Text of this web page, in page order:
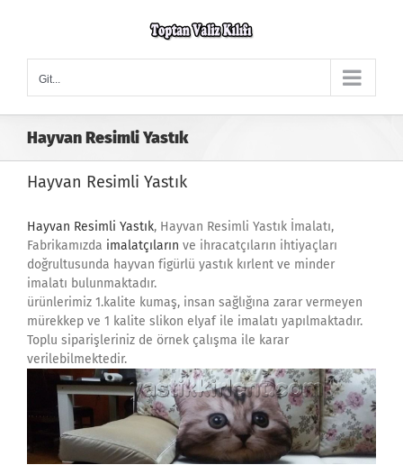
Git...
Hayvan Resimli Yastık
Hayvan Resimli Yastık
Hayvan Resimli Yastık, Hayvan Resimli Yastık İmalatı,
Fabrikamızda imalatçıların ve ihracatçıların ihtiyaçları
doğrultusunda hayvan figürlü yastık kırlent ve minder
imalatı bulunmaktadır.
ürünlerimiz 1.kalite kumaş, insan sağlığına zarar vermeyen
mürekkep ve 1 kalite slikon elyaf ile imalatı yapılmaktadır.
Toplu siparişleriniz de örnek çalışma ile karar
verilebilmektedir.